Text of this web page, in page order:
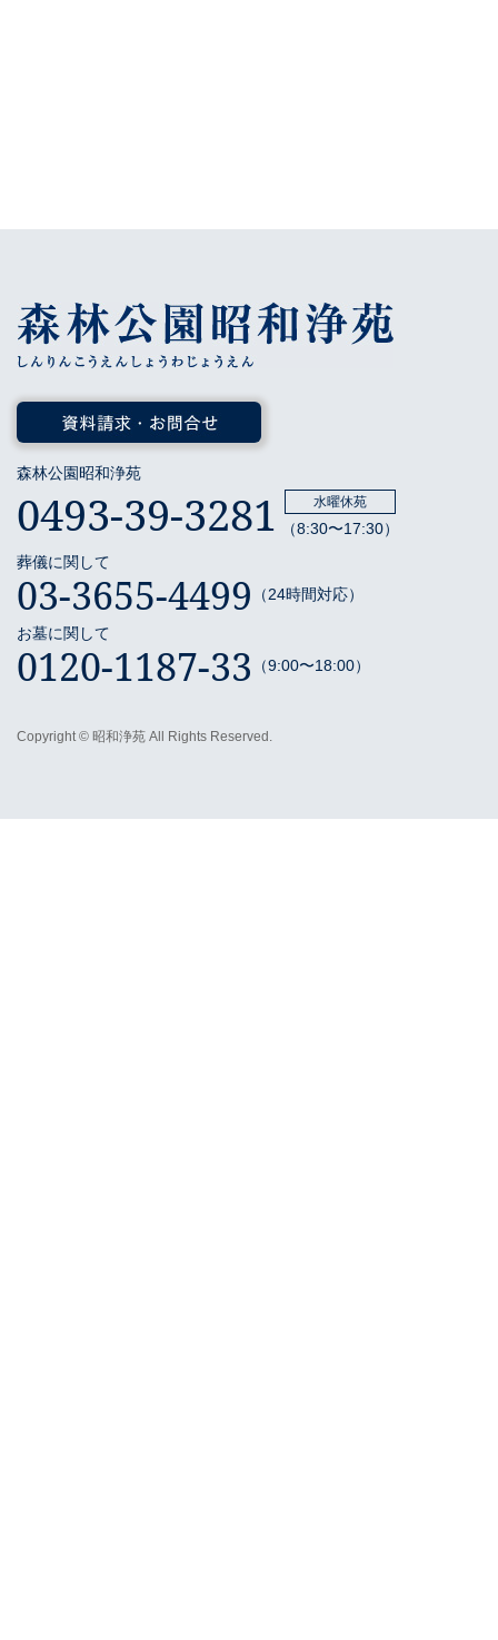
森林公園昭和浄苑
0493-39-3281 水曜休苑
（8:30〜17:30）
葬儀に関して
03-3655-4499 （24時間対応）
お墓に関して
0120-1187-33 （9:00〜18:00）
Copyright © 昭和浄苑 All Rights Reserved.